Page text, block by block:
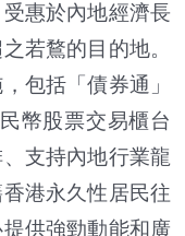
受惠於內地經濟長
若鶩的目的地。
包括「債券通」
幣股票交易櫃台
支持內地行業龍
港永久性居民往
供強勁動能和廣